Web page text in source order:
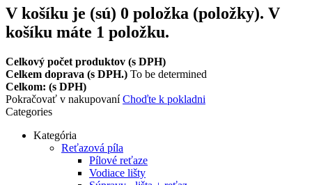
V košíku je (sú) 0 položka (položky). V
košíku máte 1 položku.
Celkový počet produktov (s DPH)
Celkem doprava (s DPH.) To be determined
Celkom: (s DPH)
Pokračovať v nakupovaníChoďte k pokladni
Categories
Kategória
Reťazová píla
Pílové reťaze
Vodiace lišty